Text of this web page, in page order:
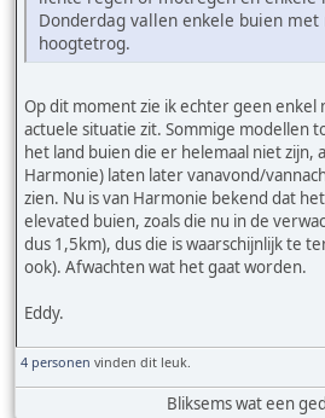
Donderdag vallen enkele buien met
hoogtetrog.
Op dit moment zie ik echter geen enkel
actuele situatie zit. Sommige modellen
het land buien die er helemaal niet zijn,
Harmonie) laten later vanavond/
zien. Nu is van Harmonie bekend dat
elevated buien, zoals die nu in de
dus 1,5km), dus die is waarschijnlijk te
ook). Afwachten wat het gaat worden.
Eddy.
4 personen vinden dit leuk.
Bliksems wat een